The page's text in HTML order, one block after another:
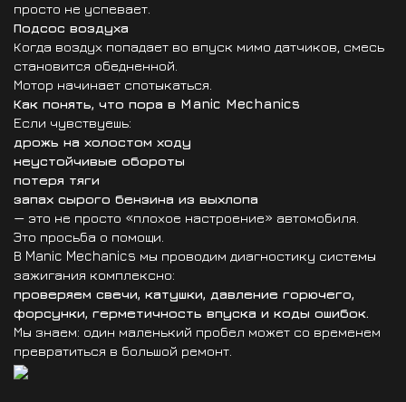
просто не успевает.
Подсос воздуха
Когда воздух попадает во впуск мимо датчиков, смесь
становится обедненной.
Мотор начинает спотыкаться.
Как понять, что пора в Manic Mechanics
Если чувствуешь:
дрожь на холостом ходу
неустойчивые обороты
потеря тяги
запах сырого бензина из выхлопа
— это не просто «плохое настроение» автомобиля.
Это просьба о помощи.
В Manic Mechanics мы проводим диагностику системы
зажигания комплексно:
проверяем свечи, катушки, давление горючего,
форсунки, герметичность впуска и коды ошибок.
Мы знаем: один маленький пробел может со временем
превратиться в большой ремонт.